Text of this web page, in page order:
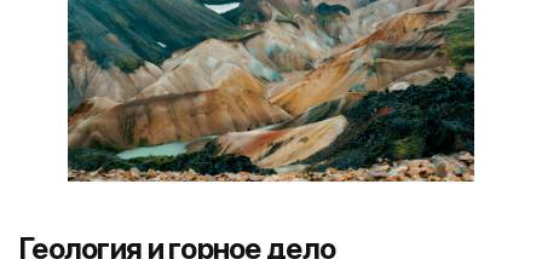
Геология и горное дело